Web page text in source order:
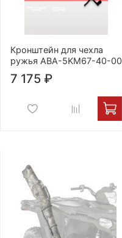
Кронштейн для чехла
ружья ABA-5KM67-40-00
7 175 ₽